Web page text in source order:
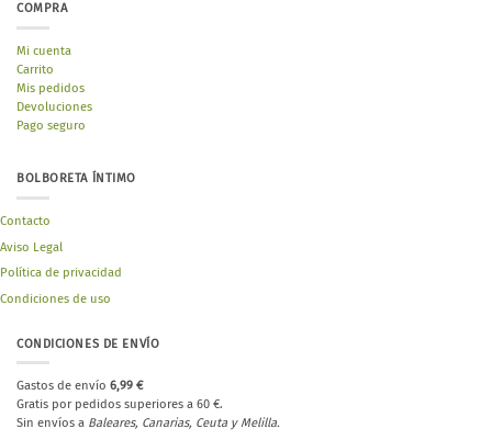
COMPRA
Mi cuenta
Carrito
Mis pedidos
Devoluciones
Pago seguro
BOLBORETA ÍNTIMO
Contacto
Aviso Legal
Política de privacidad
Condiciones de uso
CONDICIONES DE ENVÍO
Gastos de envío 6,99 €
Gratis por pedidos superiores a 60 €.
Sin envíos a Baleares, Canarias, Ceuta y Melilla.